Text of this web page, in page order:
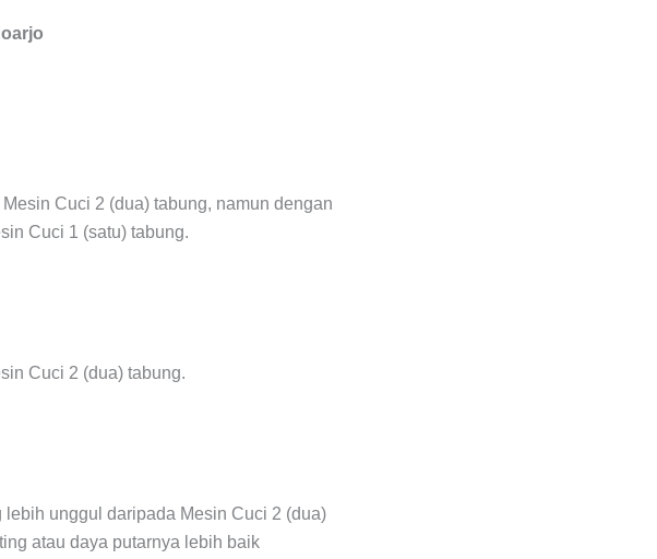
Cuci 2 (dua) tabung, namun dengan
Cuci 1 (satu) tabung.
Cuci 2 (dua) tabung.
unggul daripada Mesin Cuci 2 (dua)
atau daya putarnya lebih baik